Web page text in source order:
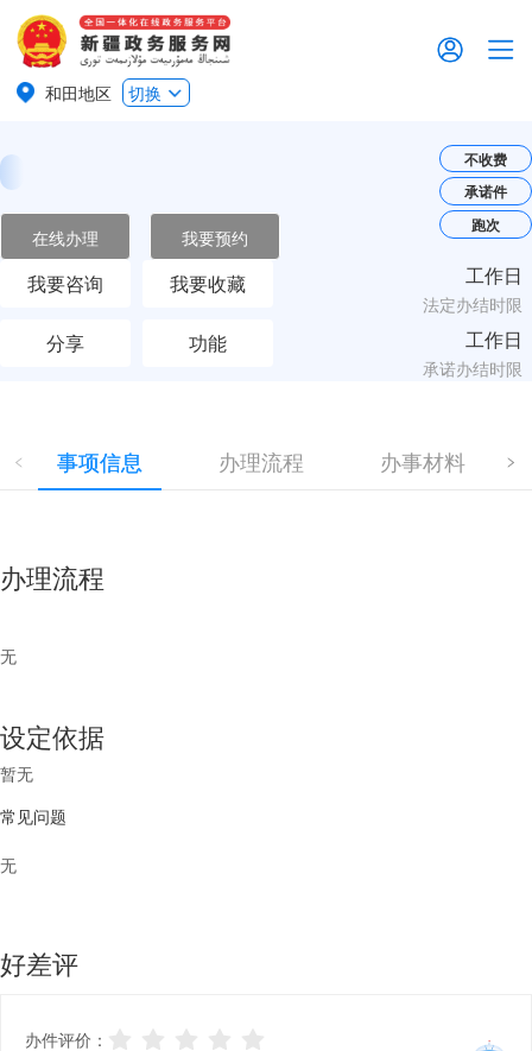
和田地区 切换
在线办理 我要预约
我要咨询 我要收藏
分享 功能
不收费
承诺件
跑次
工作日
法定办结时限
工作日
承诺办结时限
事项信息 办理流程 办事材料
办理流程
无
设定依据
暂无
常见问题
无
好差评
办件评价：